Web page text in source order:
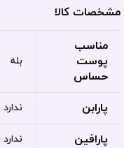
مشخصات کالا
مناسب
پوست
حساس
بله
پارابن ندارد
پارافین ندارد